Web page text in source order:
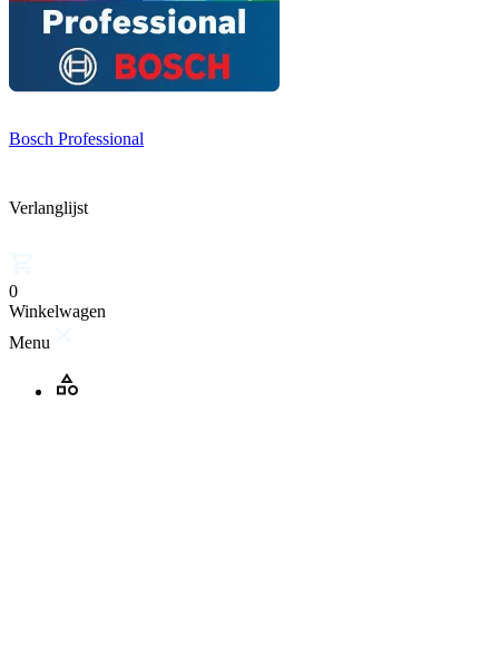
Bosch Professional
Verlanglijst
0
Winkelwagen
Menu